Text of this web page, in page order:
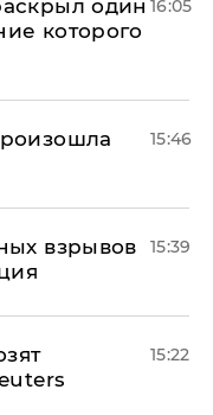
один
которого
16:05
15:46
взрывов
15:39
15:22